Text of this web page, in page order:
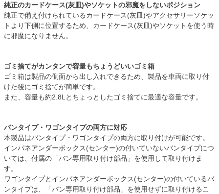
純正のカードケース(灰皿)やソケットの邪魔をしないポジション
純正で備え付けられているカードケース(灰皿)やアクセサリーソケッ
トより下側に位置するため、カードケース(灰皿)やソケットを使う時
に邪魔になりません。
ゴミ捨てがカンタンで容量もちょうどいいゴミ箱
ゴミ箱は製品の側面から出し入れできるため、製品を車両に取り付
けた後にゴミ捨てが簡単です。
また、容量も約2.8Lとちょっとしたゴミ捨てに最適な容量です。
バンタイプ・ワゴンタイプの両方に対応
本製品はバンタイプ・ワゴンタイプの両方に取り付けが可能です。
インパネアンダーボックス(センター)の付いていないバンタイプにつ
いては、付属の「バン専用取り付け部品」を使用して取り付けま
す。
ワゴンタイプとインパネアンダーボックス(センター)の付いているバ
ンタイプは、「バン専用取り付け部品」を使用せずに取り付けるこ